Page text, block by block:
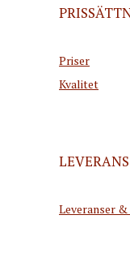
Priser
Kvalitet
LEVERANS
Leveranser